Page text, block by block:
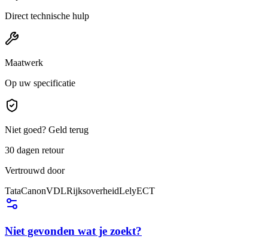
Direct technische hulp
Maatwerk
Op uw specificatie
Niet goed? Geld terug
30 dagen retour
Vertrouwd door
TataCanonVDLRijksoverheidLelyECT
Niet gevonden wat je zoekt?